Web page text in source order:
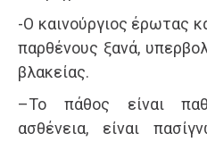
-Ο καινούργιος έρωτας
παρθένους ξανά,
βλακείας.
–Το πάθος είναι
ασθένεια, είναι